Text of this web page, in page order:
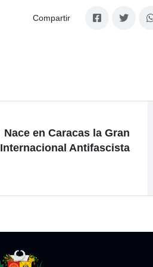
Compartir
Nace en Caracas la Gran
Internacional Antifascista